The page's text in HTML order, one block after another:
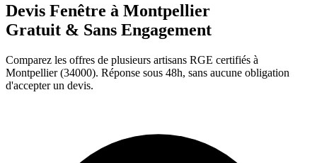
Devis Fenêtre à Montpellier
Gratuit & Sans Engagement
Comparez les offres de plusieurs artisans RGE certifiés à
Montpellier(34000). Réponse sous 48h, sans aucune obligation
d'accepter un devis.